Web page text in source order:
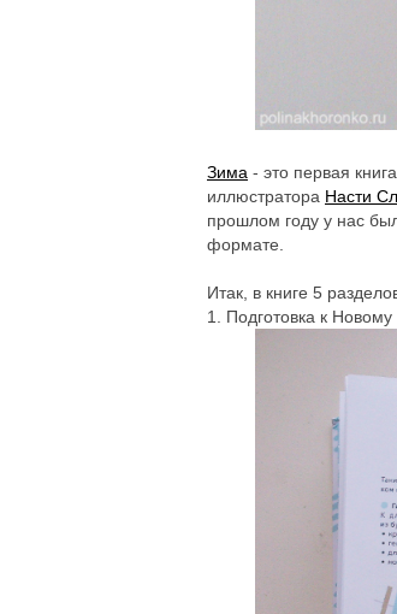
Зима - это первая
иллюстратора Насти
прошлом году у нас
формате.
Итак, в книге 5
1. Подготовка к